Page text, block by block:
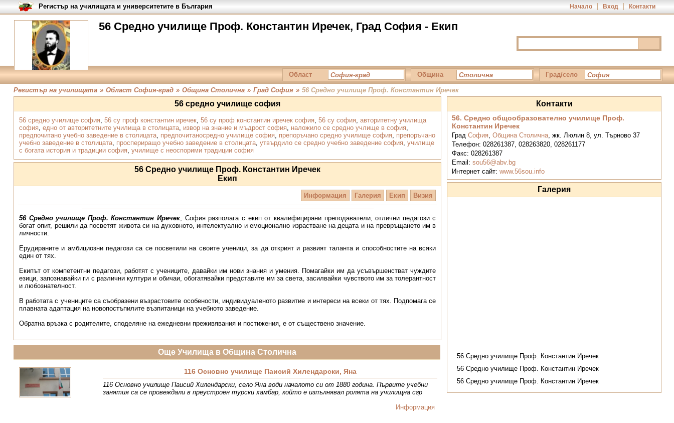
56 Средно училище Проф. Константин Иречек, Град София - Екип
Начало Вход Контакти
Регистър на училищата и университетите в България
Област Община Град/село
Регистър на училищата » Област София-град » Община Столична » Град София » 56 Средно училище Проф. Константин Иречек
56 средно училище софия
56 средно училище софия, 56 су проф константин иречек, 56 су проф константин иречек софия, 56 су софия, авторитетну училища
софия, едно от авторитетните училища в столицата, извор на знание и мъдрост софия, наложило се средно учлище в софия,
предпочитано учебно заведение в столицата, предпочитаносредно училище софия, препоръчано средно училище софия, препоръчано
учебно заведение в столицата, проспериращо учебно заведение в столицата, утвърдило се средно учебно заведение софия, училище
с богата история и традиции софия, училище с неоспорими традиции софия
56 Средно училище Проф. Константин Иречек
Екип
Информация Галерия Екип Визия
56 Средно училище Проф. Константин Иречек, София разполага с екип от квалифицирани преподаватели, отлични педагози с
богат опит, решили да посветят живота си на духовното, интелектуално и емоционално израстване на децата и на превръщането им в
личности.
Ерудираните и амбициозни педагози са се посветили на своите ученици, за да открият и развият таланта и способностите на всяки
един от тях.
Екипът от компетентни педагози, работят с учениците, давайки им нови знания и умения. Помагайки им да усъвършенстват чуждите
езици, запознавайки ги с различни култури и обичаи, обогатявайки представите им за света, засилвайки чувството им за толерантност
и любознателност.
В работата с учениците са съобразени възрастовите особености, индивидуаленото развитие и интереси на всеки от тях. Подпомага се
плавната адаптация на новопостъпилите възпитаници на учебното заведение.
Обратна връзка с родителите, споделяне на ежедневни преживявания и постижения, е от съществено значение.
Контакти
56. Средно общообразователно училище Проф.
Константин Иречек
Град София, Община Столична, жк. Люлин 8, ул. Търново 37
Телефон: 028261387, 028263820, 028261177
Факс: 028261387
Email: sou56@abv.bg
Интернет сайт: www.56sou.info
Галерия
56 Средно училище Проф. Константин Иречек
56 Средно училище Проф. Константин Иречек
56 Средно училище Проф. Константин Иречек
Още Училища в Община Столична
116 Основно училище Паисий Хилендарски, Яна
116 Основно училище Паисий Хилендарски, село Яна води началото си от 1880 година. Първите учебни
занятия са се провеждали в преустроен турски хамбар, който е изпълнявал ролята на училищна сгр
Информация